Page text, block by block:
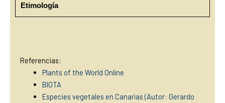
Etimología
Referencias:
Plants of the World Online
BIOTA
Especies vegetales en Canarias (Autor: Gerardo